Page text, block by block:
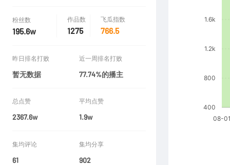
粉丝数
195.6w
作品数
1275
飞瓜指数
766.5
昨日排名打败
暂无数据
近一周排名打败
77.74%的播主
总点赞
2367.6w
平均点赞
1.9w
集均评论
61
集均分享
902